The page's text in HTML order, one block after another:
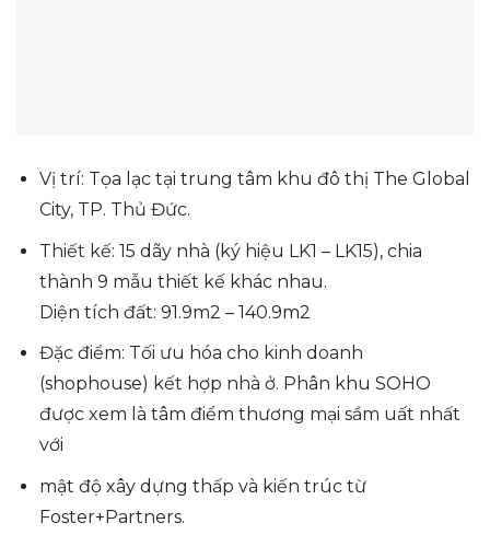
Vị trí: Tọa lạc tại trung tâm khu đô thị The Global
City, TP. Thủ Đức.
Thiết kế: 15 dãy nhà (ký hiệu LK1 – LK15), chia
thành 9 mẫu thiết kế khác nhau.
Diện tích đất: 91.9m2 – 140.9m2
Đặc điểm: Tối ưu hóa cho kinh doanh
(shophouse) kết hợp nhà ở. Phân khu SOHO
được xem là tâm điểm thương mại sầm uất nhất
với
mật độ xây dựng thấp và kiến trúc từ
Foster+Partners.